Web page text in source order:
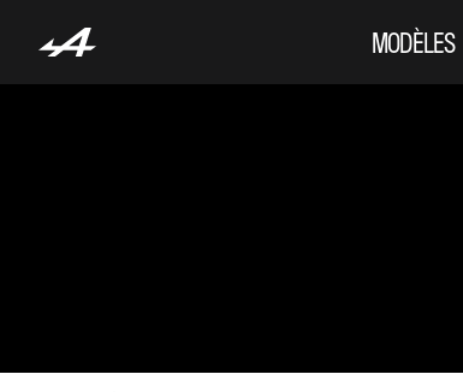
MODÈLES